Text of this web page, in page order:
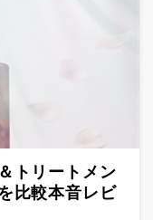
トリートメン
比較本音レビ